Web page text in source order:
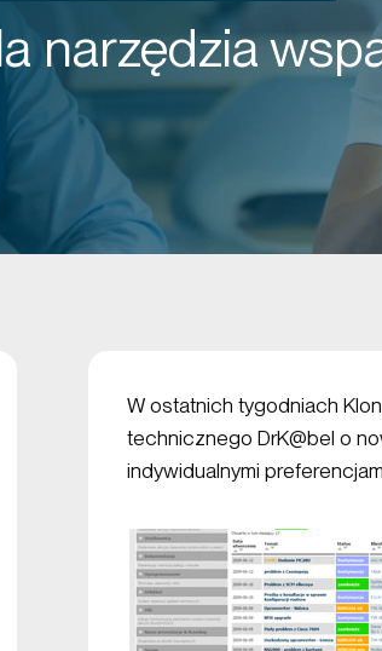
narzędzia
W ostatnich tygodniach
technicznego DrK@bel o
indywidualnymi